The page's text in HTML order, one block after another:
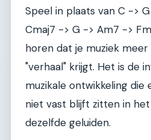
Speel in plaats van C ->
Cmaj7 -> G -> Am7 ->
horen dat je muziek
"verhaal" krijgt. Het is de
muzikale ontwikkeling
niet vast blijft zitten in
dezelfde geluiden.